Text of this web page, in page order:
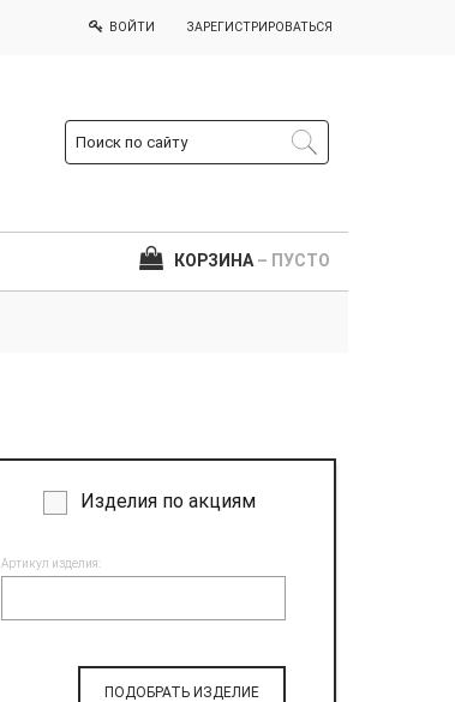
ВОЙТИ ЗАРЕГИСТРИРОВАТЬСЯ
КОРЗИНА – ПУСТО
Изделия по акциям
Артикул изделия:
ПОДОБРАТЬ ИЗДЕЛИЕ